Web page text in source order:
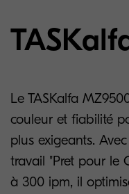
Le TASKalfa
couleur et fiabilité
plus exigeants.
travail "Pret pour le
à 300 ipm, il